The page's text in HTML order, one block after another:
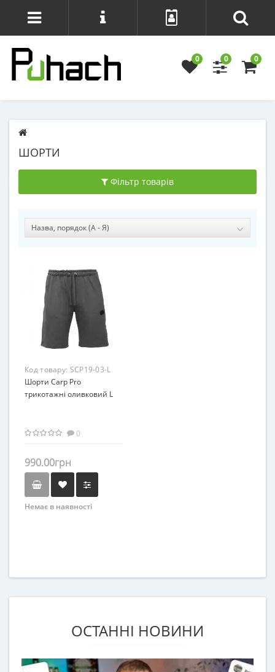
0 0 0
ШОРТИ
Фільтр товарів
Код товару: SCP19-03-L
Шорти Carp Pro
трикотажні оливковий L
0
990.00грн
Немає в наявності
ОСТАННІ НОВИНИ